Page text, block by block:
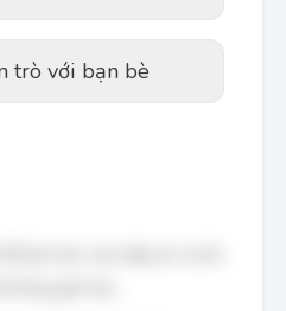
trò với bạn bè